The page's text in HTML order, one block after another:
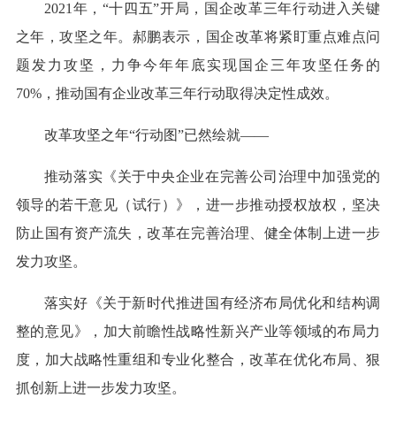
2021年，“十四五”开局，国企改革三年行动进入关键
之年，攻坚之年。郝鹏表示，国企改革将紧盯重点难点问
题发力攻坚，力争今年年底实现国企三年攻坚任务的
70%，推动国有企业改革三年行动取得决定性成效。
改革攻坚之年“行动图”已然绘就——
推动落实《关于中央企业在完善公司治理中加强党的
领导的若干意见（试行）》，进一步推动授权放权，坚决
防止国有资产流失，改革在完善治理、健全体制上进一步
发力攻坚。
落实好《关于新时代推进国有经济布局优化和结构调
整的意见》，加大前瞻性战略性新兴产业等领域的布局力
度，加大战略性重组和专业化整合，改革在优化布局、狠
抓创新上进一步发力攻坚。